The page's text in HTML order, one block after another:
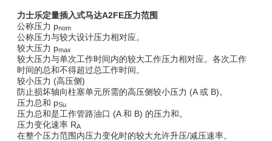
力士乐定量插入式马达A2FE压力范围
公称压力 pnom
公称压力与较大设计压力相对应。
较大压力 pmax
较大压力与单次工作时间内的较大工作压力相对应。各次工作
时间的总和不得超过总工作时间。
较小压力 (高压侧)
防止损坏轴向柱塞单元所需的高压侧较小压力 (A 或 B)。
压力总和 pSu
压力总和是工作管路油口 (A 和 B) 的压力和。
压力变化速率 RA
在整个压力范围内压力变化时的较大允许升压/减压速率。